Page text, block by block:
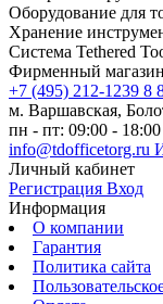
Оборудование для
Хранение
Система Tethered
Фирменный
+7 (495) 212-1239 8
м. Варшавская,
пн - пт: 09:00 - 18:00
info@tdofficetorg.ru
Личный кабинет
Регистрация Вход
Информация
О компании
Гарантия
Политика сайта